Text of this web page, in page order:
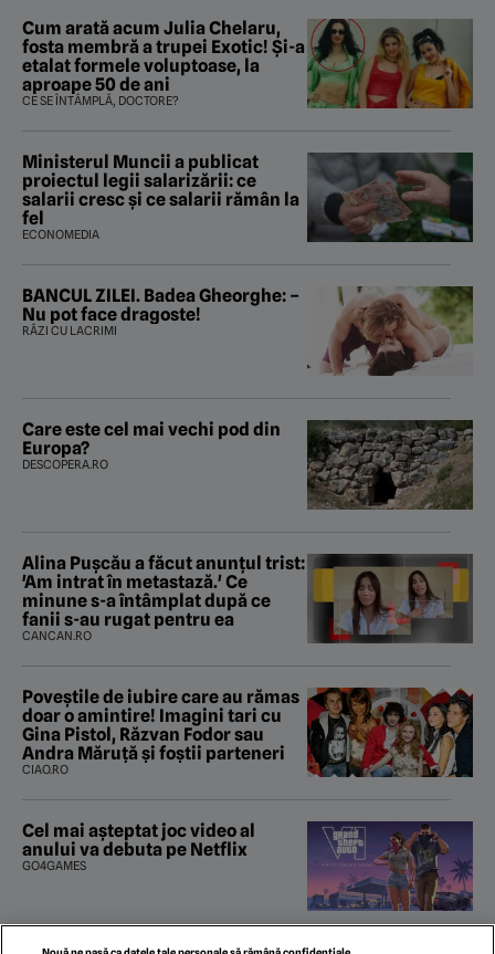
Cum arată acum Julia Chelaru,
fosta membră a trupei Exotic! Și-a
etalat formele voluptoase, la
aproape 50 de ani
CE SE ÎNTÂMPLĂ, DOCTORE?
Ministerul Muncii a publicat
proiectul legii salarizării: ce
salarii cresc și ce salarii rămân la
fel
ECONOMEDIA
BANCUL ZILEI. Badea Gheorghe: –
Nu pot face dragoste!
RÂZI CU LACRIMI
Care este cel mai vechi pod din
Europa?
DESCOPERA.RO
Alina Pușcău a făcut anunțul trist:
'Am intrat în metastază.' Ce
minune s-a întâmplat după ce
fanii s-au rugat pentru ea
CANCAN.RO
Poveştile de iubire care au rămas
doar o amintire! Imagini tari cu
Gina Pistol, Răzvan Fodor sau
Andra Măruţă şi foştii parteneri
CIAO.RO
Cel mai așteptat joc video al
anului va debuta pe Netflix
GO4GAMES